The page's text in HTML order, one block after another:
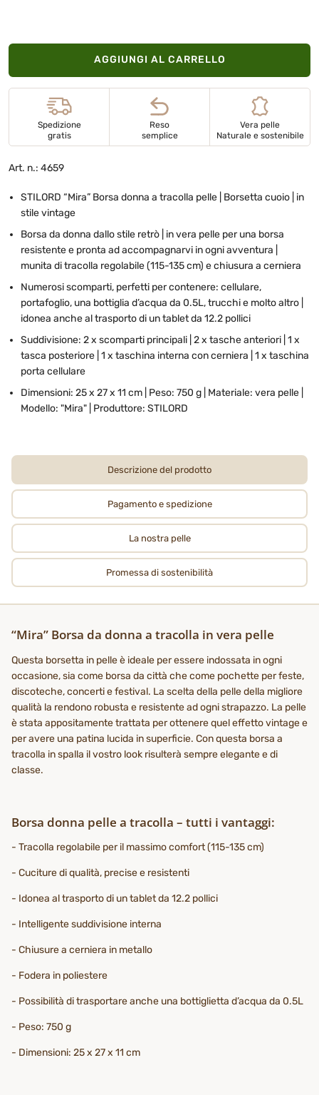
AGGIUNGI AL CARRELLO
Spedizione
gratis
Reso
semplice
Vera pelle
Naturale e sostenibile
Art. n.: 4659
STILORD “Mira” Borsa donna a tracolla pelle | Borsetta cuoio | in
stile vintage
Borsa da donna dallo stile retrò | in vera pelle per una borsa
resistente e pronta ad accompagnarvi in ogni avventura |
munita di tracolla regolabile (115-135 cm) e chiusura a cerniera
Numerosi scomparti, perfetti per contenere: cellulare,
portafoglio, una bottiglia d’acqua da 0.5L, trucchi e molto altro |
idonea anche al trasporto di un tablet da 12.2 pollici
Suddivisione: 2 x scomparti principali | 2 x tasche anteriori | 1 x
tasca posteriore | 1 x taschina interna con cerniera | 1 x taschina
porta cellulare
Dimensioni: 25 x 27 x 11 cm | Peso: 750 g | Materiale: vera pelle |
Modello: "Mira" | Produttore: STILORD
Descrizione del prodotto
Pagamento e spedizione
La nostra pelle
Promessa di sostenibilità
“Mira” Borsa da donna a tracolla in vera pelle
Questa borsetta in pelle è ideale per essere indossata in ogni
occasione, sia come borsa da città che come pochette per feste,
discoteche, concerti e festival. La scelta della pelle della migliore
qualità la rendono robusta e resistente ad ogni strapazzo. La pelle
è stata appositamente trattata per ottenere quel effetto vintage e
per avere una patina lucida in superficie. Con questa borsa a
tracolla in spalla il vostro look risulterà sempre elegante e di
classe.
Borsa donna pelle a tracolla – tutti i vantaggi:
- Tracolla regolabile per il massimo comfort (115-135 cm)
- Cuciture di qualità, precise e resistenti
- Idonea al trasporto di un tablet da 12.2 pollici
- Intelligente suddivisione interna
- Chiusure a cerniera in metallo
- Fodera in poliestere
- Possibilità di trasportare anche una bottiglietta d’acqua da 0.5L
- Peso: 750 g
- Dimensioni: 25 x 27 x 11 cm